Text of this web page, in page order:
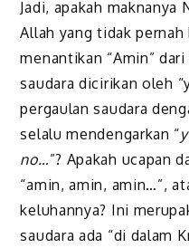
Jadi, apakah maknanya
Allah yang tidak
menantikan “Amin”
saudara dicirikan oleh
pergaulan saudara
selalu mendengarkan “
no…”? Apakah ucapan
“amin, amin, amin…”,
keluhannya? Ini
saudara ada “di dalam